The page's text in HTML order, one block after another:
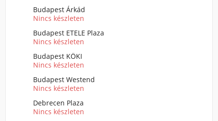
Budapest Árkád
Nincs készleten
Budapest ETELE Plaza
Nincs készleten
Budapest KÖKI
Nincs készleten
Budapest Westend
Nincs készleten
Debrecen Plaza
Nincs készleten